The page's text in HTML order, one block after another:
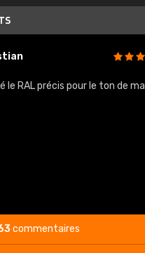
le RAL précis pour le ton de ma
commentaires